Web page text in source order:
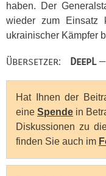
haben. Der
wieder zum Einsatz
ukrainischer Kämpfer
Übersetzer: DeepL—
Hat Ihnen der
eine Spende in
Diskussionen zu
finden Sie auch im